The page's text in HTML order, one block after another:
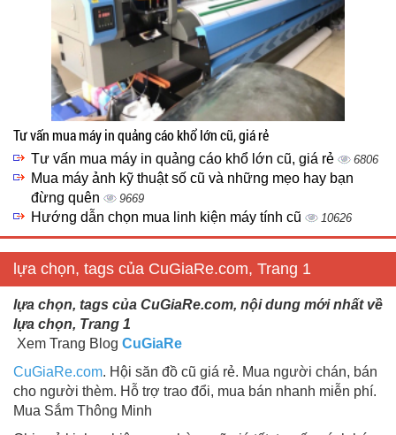
Tư vấn mua máy in quảng cáo khổ lớn cũ, giá rẻ
Tư vấn mua máy in quảng cáo khổ lớn cũ, giá rẻ 6806
Mua máy ảnh kỹ thuật số cũ và những mẹo hay bạn
đừng quên
9669
Hướng dẫn chọn mua linh kiện máy tính cũ 10626
lựa chọn, tags của CuGiaRe.com, Trang 1
lựa chọn, tags của CuGiaRe.com, nội dung mới nhất về
lựa chọn, Trang 1
Xem Trang Blog CuGiaRe
CuGiaRe.com. Hội săn đồ cũ giá rẻ. Mua người chán, bán
cho người thèm. Hỗ trợ trao đổi, mua bán nhanh miễn phí.
Mua Sắm Thông Minh